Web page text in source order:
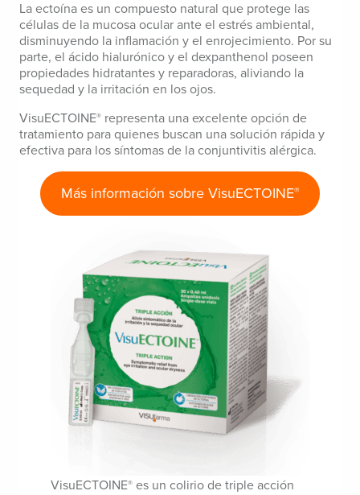
La ectoína es un compuesto natural que protege las
células de la mucosa ocular ante el estrés ambiental,
disminuyendo la inflamación y el enrojecimiento. Por su
parte, el ácido hialurónico y el dexpanthenol poseen
propiedades hidratantes y reparadoras, aliviando la
sequedad y la irritación en los ojos.
VisuECTOINE® representa una excelente opción de
tratamiento para quienes buscan una solución rápida y
efectiva para los síntomas de la conjuntivitis alérgica.
Más información sobre VisuECTOINE®
VisuECTOINE®es un colirio de triple acción